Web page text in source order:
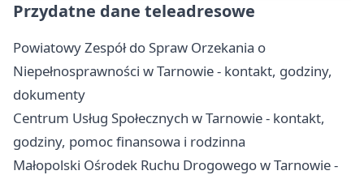
Przydatne dane teleadresowe
Powiatowy Zespół do Spraw Orzekania o
Niepełnosprawności w Tarnowie - kontakt, godziny,
dokumenty
Centrum Usług Społecznych w Tarnowie - kontakt,
godziny, pomoc finansowa i rodzinna
Małopolski Ośrodek Ruchu Drogowego w Tarnowie -